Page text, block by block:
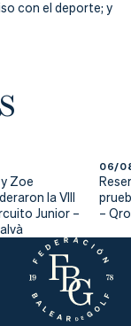
con el deporte; y
Zoe
la VIII
Junior –
06/
–